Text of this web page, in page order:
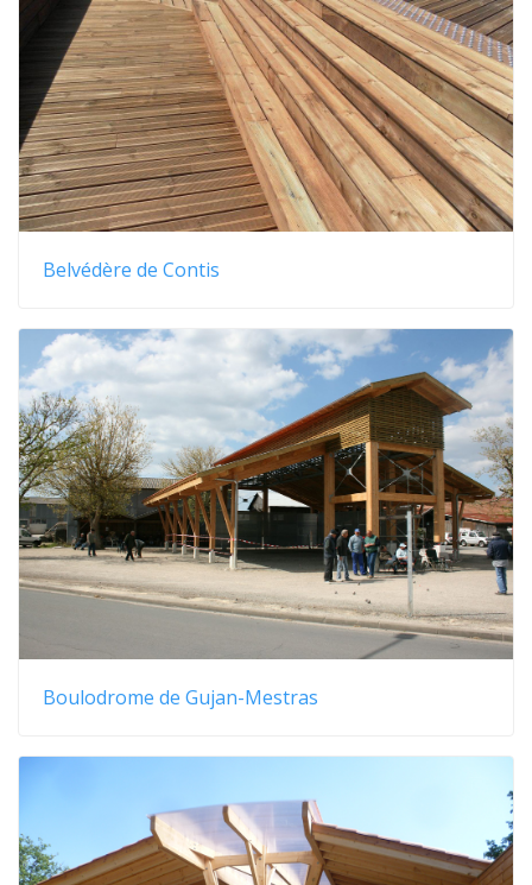
Belvédère de Contis
Boulodrome de Gujan-Mestras